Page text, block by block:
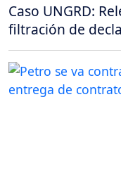
Caso UNGRD:
filtración de